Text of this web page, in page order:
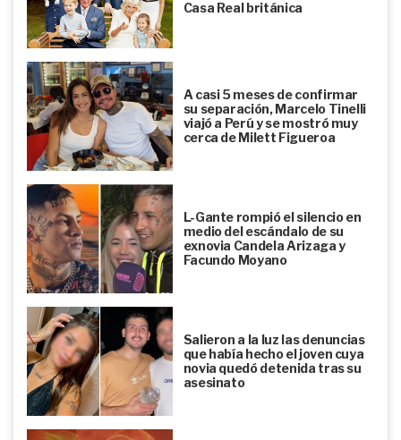
Casa Real británica
A casi 5 meses de confirmar
su separación, Marcelo Tinelli
viajó a Perú y se mostró muy
cerca de Milett Figueroa
L-Gante rompió el silencio en
medio del escándalo de su
exnovia Candela Arizaga y
Facundo Moyano
Salieron a la luz las denuncias
que había hecho el joven cuya
novia quedó detenida tras su
asesinato